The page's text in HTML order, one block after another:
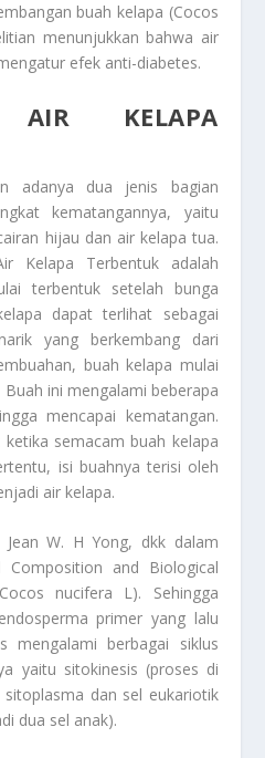
buah kelapa (Cocos
menunjukkan bahwa air
efek anti-diabetes.
AIR KELAPA
adanya dua jenis bagian
kematangannya, yaitu
hijau dan air kelapa tua.
Kelapa Terbentukadalah
terbentuk setelah bunga
dapat terlihat sebagai
yang berkembang dari
buah kelapa mulai
ini mengalami beberapa
mencapai kematangan.
semacam buah kelapa
isi buahnya terisi oleh
air kelapa.
W. H Yong, dkk dalam
and Biological
nucifera L). Sehingga
primer yang lalu
mengalami berbagai siklus
yaitu sitokinesis (proses di
dan sel eukariotik
dua sel anak).